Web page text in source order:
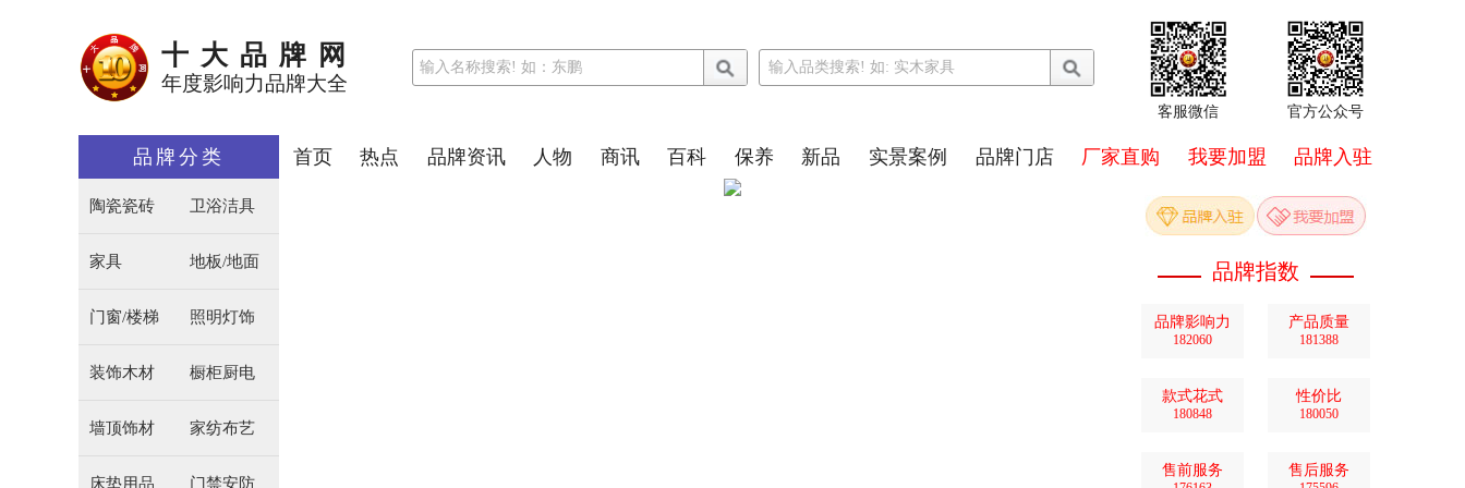
十大品牌网
年度影响力品牌大全
客服微信 官方公众号
品牌分类
陶瓷瓷砖 卫浴洁具
家具 地板/地面
门窗/楼梯 照明灯饰
装饰木材 橱柜厨电
墙顶饰材 家纺布艺
床垫用品 门禁安防
首页 热点 品牌资讯 人物 商讯 百科 保养 新品 实景案例 品牌门店 厂家直购 我要加盟 品牌入驻
品牌指数
品牌影响力
182060
产品质量
181388
款式花式
180848
性价比
180050
售前服务 售后服务